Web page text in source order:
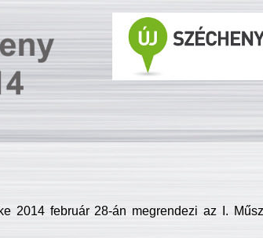
2014 február 28-án megrendezi az I.